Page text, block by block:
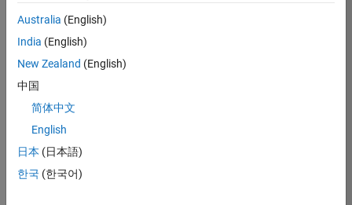
Résumé
du
poste
Are you
about
state-of-
the-art
Do you
Australia (English)
India (English)
New Zealand (English)
中国
简体中文
English
日本 (日本語)
한국 (한국어)